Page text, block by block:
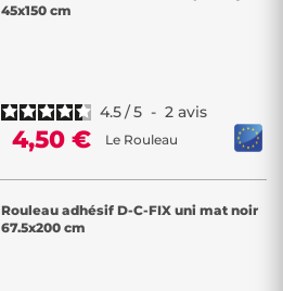
45x150 cm
4.5/5 - 2 avis
4,50 € Le Rouleau
Rouleau adhésif D-C-FIX uni mat noir
67.5x200 cm